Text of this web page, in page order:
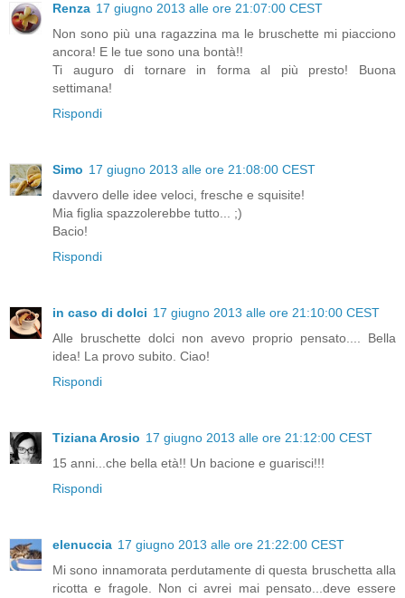
Renza 17 giugno 2013 alle ore 21:07:00 CEST
Non sono più una ragazzina ma le bruschette mi piacciono
ancora! E le tue sono una bontà!!
Ti auguro di tornare in forma al più presto! Buona
settimana!
Rispondi
Simo 17 giugno 2013 alle ore 21:08:00 CEST
davvero delle idee veloci, fresche e squisite!
Mia figlia spazzolerebbe tutto... ;)
Bacio!
Rispondi
in caso di dolci 17 giugno 2013 alle ore 21:10:00 CEST
Alle bruschette dolci non avevo proprio pensato.... Bella
idea! La provo subito. Ciao!
Rispondi
Tiziana Arosio 17 giugno 2013 alle ore 21:12:00 CEST
15 anni...che bella età!! Un bacione e guarisci!!!
Rispondi
elenuccia 17 giugno 2013 alle ore 21:22:00 CEST
Mi sono innamorata perdutamente di questa bruschetta alla
ricotta e fragole. Non ci avrei mai pensato...deve essere